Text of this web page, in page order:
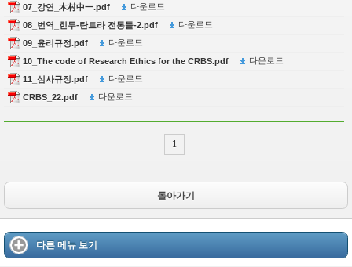
07_강연_木村中一.pdf
다운로드
08_번역_힌두-탄트라 전통들-2.pdf
다운로드
09_윤리규정.pdf
다운로드
10_The code of Research Ethics for the CRBS.pdf
다운로드
11_심사규정.pdf
다운로드
CRBS_22.pdf
다운로드
1
돌아가기
다른 메뉴 보기